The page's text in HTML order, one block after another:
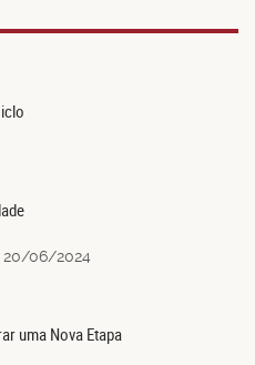
20/06/2024
uma Nova Etapa